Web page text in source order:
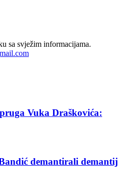
sa svježim informacijama.
Vuka Draškovića:
demantirali demantij